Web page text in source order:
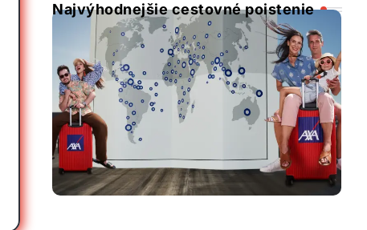
Najvýhodnejšie cestovné poistenie